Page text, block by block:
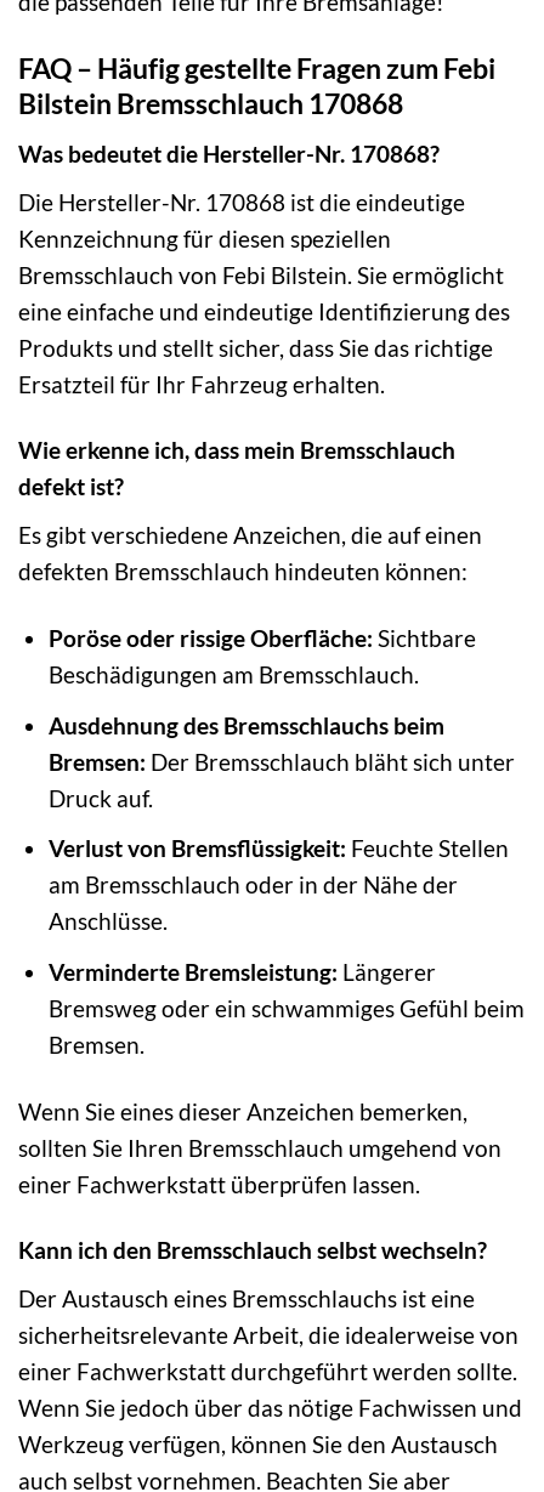
FAQ – Häufig gestellte Fragen zum Febi
Bilstein Bremsschlauch 170868
Was bedeutet die Hersteller-Nr. 170868?
Die Hersteller-Nr. 170868 ist die eindeutige
Kennzeichnung für diesen speziellen
Bremsschlauch von Febi Bilstein. Sie ermöglicht
eine einfache und eindeutige Identifizierung des
Produkts und stellt sicher, dass Sie das richtige
Ersatzteil für Ihr Fahrzeug erhalten.
Wie erkenne ich, dass mein Bremsschlauch
defekt ist?
Es gibt verschiedene Anzeichen, die auf einen
defekten Bremsschlauch hindeuten können:
Poröse oder rissige Oberfläche: Sichtbare
Beschädigungen am Bremsschlauch.
Ausdehnung des Bremsschlauchs beim
Bremsen: Der Bremsschlauch bläht sich unter
Druck auf.
Verlust von Bremsflüssigkeit: Feuchte Stellen
am Bremsschlauch oder in der Nähe der
Anschlüsse.
Verminderte Bremsleistung: Längerer
Bremsweg oder ein schwammiges Gefühl beim
Bremsen.
Wenn Sie eines dieser Anzeichen bemerken,
sollten Sie Ihren Bremsschlauch umgehend von
einer Fachwerkstatt überprüfen lassen.
Kann ich den Bremsschlauch selbst wechseln?
Der Austausch eines Bremsschlauchs ist eine
sicherheitsrelevante Arbeit, die idealerweise von
einer Fachwerkstatt durchgeführt werden sollte.
Wenn Sie jedoch über das nötige Fachwissen und
Werkzeug verfügen, können Sie den Austausch
auch selbst vornehmen. Beachten Sie aber